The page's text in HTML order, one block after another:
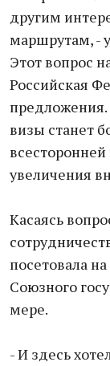
другим
маршрутам, -
Этот вопрос
Российская
визы станет
увеличения
Касаясь
посетовала
Союзного
мере.
- И здесь